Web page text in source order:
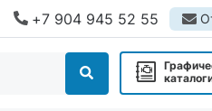
+7 904 945 52 55